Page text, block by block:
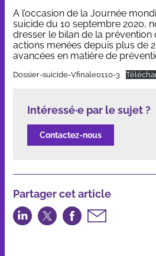
A l’occasion de la Journée
suicide du 10 septembre 2020,
dresser le bilan de la prévention
actions menées depuis plus de
avancées en matière de
Dossier-suicide-Vfinale0110-3
Intéressé·e par le sujet ?
Contactez-nous
Partager cet article
Partager
sur
Partager
sur
Partager
sur
par